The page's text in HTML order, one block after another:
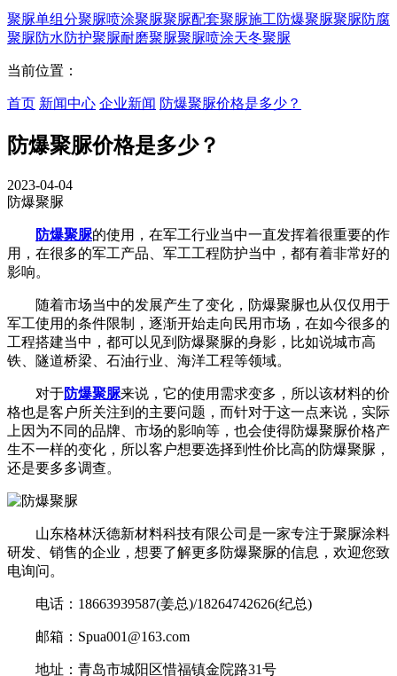
聚脲单组分聚脲喷涂聚脲聚脲配套聚脲施工防爆聚脲聚脲防腐
聚脲防水防护聚脲耐磨聚脲聚脲喷涂天冬聚脲
当前位置：
首页 新闻中心 企业新闻 防爆聚脲价格是多少？
防爆聚脲价格是多少？
2023-04-04
防爆聚脲
防爆聚脲的使用，在军工行业当中一直发挥着很重要的作
用，在很多的军工产品、军工工程防护当中，都有着非常好的
影响。
随着市场当中的发展产生了变化，防爆聚脲也从仅仅用于
军工使用的条件限制，逐渐开始走向民用市场，在如今很多的
工程搭建当中，都可以见到防爆聚脲的身影，比如说城市高
铁、隧道桥梁、石油行业、海洋工程等领域。
对于防爆聚脲来说，它的使用需求变多，所以该材料的价
格也是客户所关注到的主要问题，而针对于这一点来说，实际
上因为不同的品牌、市场的影响等，也会使得防爆聚脲价格产
生不一样的变化，所以客户想要选择到性价比高的防爆聚脲，
还是要多多调查。
山东格林沃德新材料科技有限公司是一家专注于聚脲涂料
研发、销售的企业，想要了解更多防爆聚脲的信息，欢迎您致
电询问。
电话：18663939587(姜总)/18264742626(纪总)
邮箱：Spua001@163.com
地址：青岛市城阳区惜福镇金院路31号